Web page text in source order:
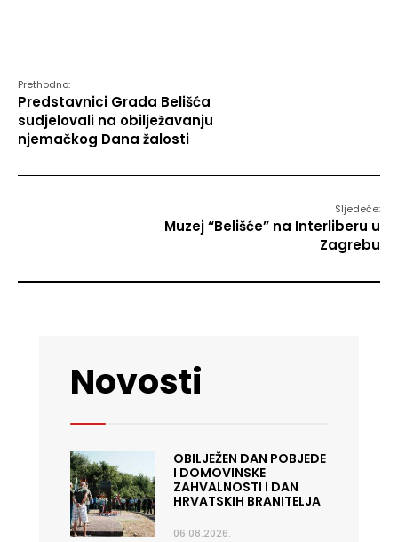
Prethodno:
Predstavnici Grada Belišća
sudjelovali na obilježavanju
njemačkog Dana žalosti
Sljedeće:
Muzej “Belišće” na Interliberu u
Zagrebu
Novosti
OBILJEŽEN DAN POBJEDE
I DOMOVINSKE
ZAHVALNOSTI I DAN
HRVATSKIH BRANITELJA
06.08.2026.